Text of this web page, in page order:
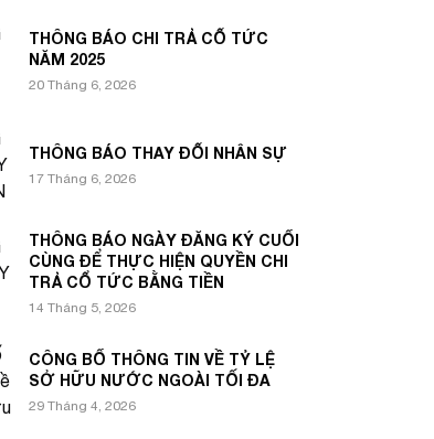
THÔNG BÁO CHI TRẢ CỔ TỨC
NĂM 2025
20 Tháng 6, 2026
THÔNG BÁO THAY ĐỔI NHÂN SỰ
17 Tháng 6, 2026
THÔNG BÁO NGÀY ĐĂNG KÝ CUỐI
CÙNG ĐỂ THỰC HIỆN QUYỀN CHI
TRẢ CỔ TỨC BẰNG TIỀN
14 Tháng 5, 2026
CÔNG BỐ THÔNG TIN VỀ TỶ LỆ
SỞ HỮU NƯỚC NGOÀI TỐI ĐA
29 Tháng 4, 2026